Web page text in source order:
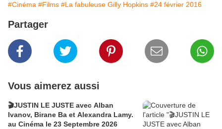
#Cinéma #Films #La fabuleuse Gilly Hopkins #24 février 2016
Partager
Vous aimerez aussi
🎬JUSTIN LE JUSTE avec Alban
Ivanov, Birane Ba et Alexandra Lamy.
au Cinéma le 23 Septembre 2026